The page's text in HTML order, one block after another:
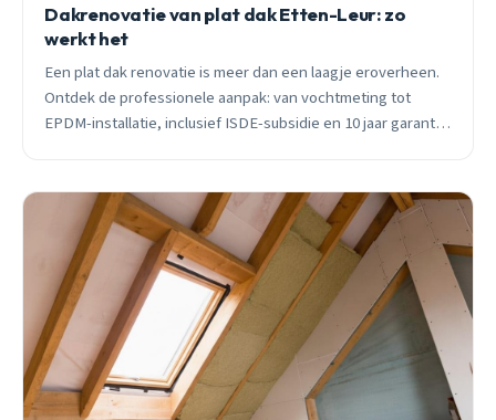
Dakrenovatie van plat dak Etten-Leur: zo
werkt het
Een plat dak renovatie is meer dan een laagje eroverheen.
Ontdek de professionele aanpak: van vochtmeting tot
EPDM-installatie, inclusief ISDE-subsidie en 10 jaar garantie